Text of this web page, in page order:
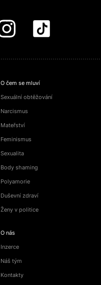
O čem se mluví
Sexuální obtěžování
Narcismus
Mateřství
Feminismus
Sexualita
Body shaming
Polyamorie
Duševní zdraví
Ženy v politice
O nás
Inzerce
Náš tým
Kontakty